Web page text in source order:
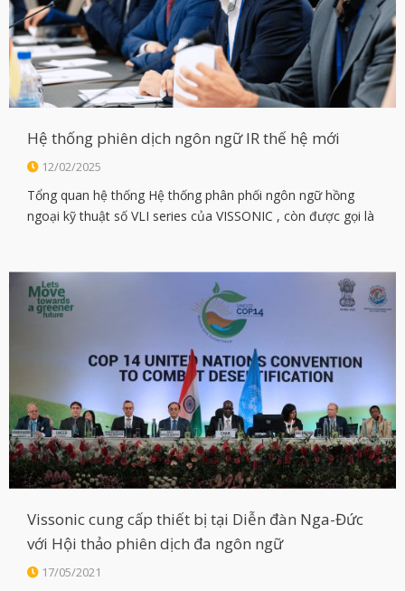
Hệ thống phiên dịch ngôn ngữ IR thế hệ mới
12/02/2025
Tổng quan hệ thống Hệ thống phân phối ngôn ngữ hồng
ngoại kỹ thuật số VLI series của VISSONIC , còn được gọi là
ngữ. Để giúp những người tham gia hiểu được […]
Vissonic cung cấp thiết bị tại Diễn đàn Nga-Đức
với Hội thảo phiên dịch đa ngôn ngữ
17/05/2021